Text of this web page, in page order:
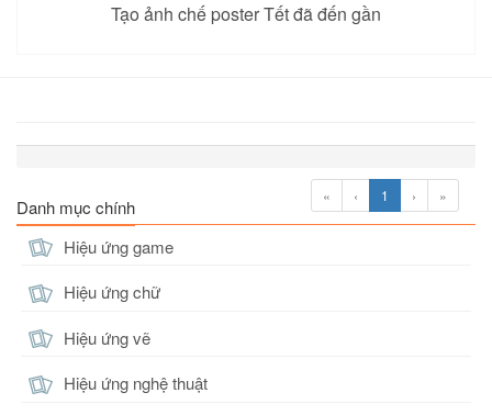
Tạo ảnh chế poster Tết đã đến gần
« ‹ 1 › »
Danh mục chính
Hiệu ứng game
Hiệu ứng chữ
Hiệu ứng vẽ
Hiệu ứng nghệ thuật